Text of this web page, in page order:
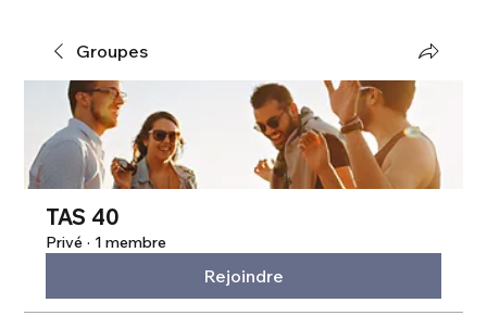
Groupes
TAS 40
Privé · 1 membre
Rejoindre